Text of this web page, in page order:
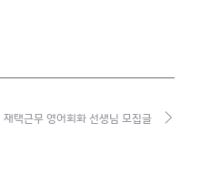
재택근무 영어회화 선생님 모집글